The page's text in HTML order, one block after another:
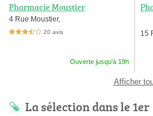
Pharmacie Moustier
4 Rue Moustier,
3,5 étoiles sur 5 20 avis
Ouverte jusqu'à 19h
15
Afficher
La sélection dans le 1er